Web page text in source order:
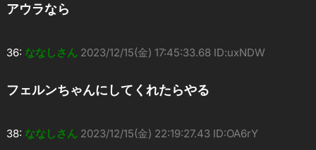
アウラなら
36: ななしさん 2023/12/15(金) 17:45:33.68 ID:uxNDW
フェルンちゃんにしてくれたらやる
38: ななしさん 2023/12/15(金) 22:19:27.43 ID:OA6rY